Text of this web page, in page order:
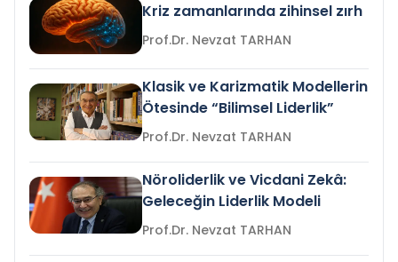
Kriz zamanlarında zihinsel zırh
Prof.Dr. Nevzat TARHAN
Klasik ve Karizmatik Modellerin
Ötesinde “Bilimsel Liderlik”
Prof.Dr. Nevzat TARHAN
Nöroliderlik ve Vicdani Zekâ:
Geleceğin Liderlik Modeli
Prof.Dr. Nevzat TARHAN